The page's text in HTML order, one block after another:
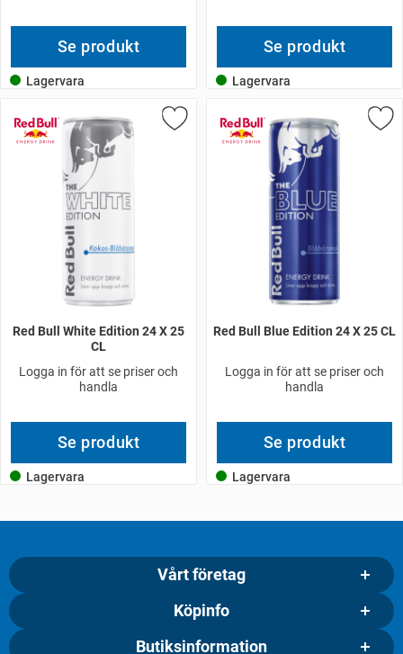
Se produkt
Lagervara
Se produkt
Lagervara
Red Bull White Edition 24 X 25
CL
Logga in för att se priser och
handla
Se produkt
Lagervara
Red Bull Blue Edition 24 X 25 CL
Logga in för att se priser och
handla
Se produkt
Lagervara
Vårt företag
Köpinfo
Butiksinformation